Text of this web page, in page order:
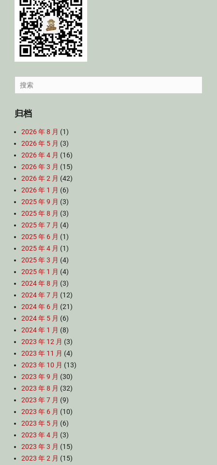
Search
for:
归档
2026 年 8 月 (1)
2026 年 5 月 (3)
2026 年 4 月 (16)
2026 年 3 月 (15)
2026 年 2 月 (42)
2026 年 1 月 (6)
2025 年 9 月 (3)
2025 年 8 月 (3)
2025 年 7 月 (4)
2025 年 6 月 (1)
2025 年 4 月 (1)
2025 年 3 月 (4)
2025 年 1 月 (4)
2024 年 8 月 (3)
2024 年 7 月 (12)
2024 年 6 月 (21)
2024 年 5 月 (6)
2024 年 1 月 (8)
2023 年 12 月 (3)
2023 年 11 月 (4)
2023 年 10 月 (13)
2023 年 9 月 (30)
2023 年 8 月 (32)
2023 年 7 月 (9)
2023 年 6 月 (10)
2023 年 5 月 (6)
2023 年 4 月 (3)
2023 年 3 月 (15)
2023 年 2 月 (15)